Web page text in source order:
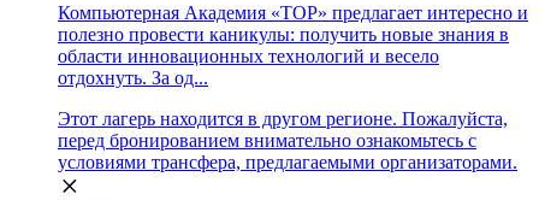
Компьютерная Академия «ТОР» предлагает интересно и
полезно провести каникулы: получить новые знания в
области инновационных технологий и весело
отдохнуть. За од...
Этот лагерь находится в другом регионе. Пожалуйста,
перед бронированием внимательно ознакомьтесь с
условиями трансфера, предлагаемыми организаторами.